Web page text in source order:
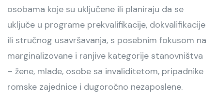
osobama koje su uključene ili planiraju da se
uključe u programe prekvalifikacije, dokvalifikacije
ili stručnog usavršavanja, s posebnim fokusom na
marginalizovane i ranjive kategorije stanovništva
– žene, mlade, osobe sa invaliditetom, pripadnike
romske zajednice i dugoročno nezaposlene.